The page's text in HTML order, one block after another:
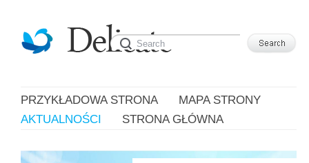
PRZYKŁADOWA STRONA
MAPA STRONY
AKTUALNOŚCI
STRONA GŁÓWNA